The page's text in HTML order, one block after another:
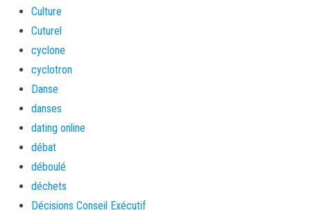
Culture
Cuturel
cyclone
cyclotron
Danse
danses
dating online
débat
déboulé
déchets
Décisions Conseil Exécutif